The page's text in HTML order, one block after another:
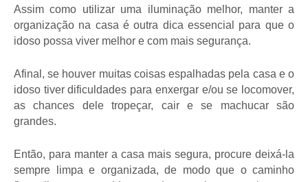
Assim como utilizar uma iluminação melhor, manter a
organização na casa é outra dica essencial para que o
idoso possa viver melhor e com mais segurança.
Afinal, se houver muitas coisas espalhadas pela casa e o
idoso tiver dificuldades para enxergar e/ou se locomover,
as chances dele tropeçar, cair e se machucar são
grandes.
Então, para manter a casa mais segura, procure deixá-la
sempre limpa e organizada, de modo que o caminho